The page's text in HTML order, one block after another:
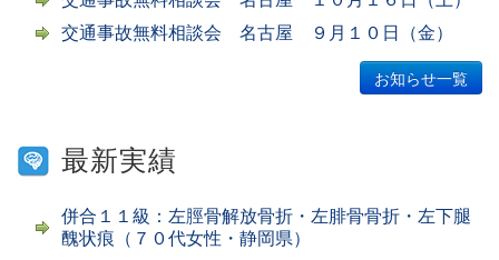
交通事故無料相談会 名古屋 ９月１０日（金）
お知らせ一覧
最新実績
併合１１級：左脛骨解放骨折・左腓骨骨折・左下腿
醜状痕（７０代女性・静岡県）